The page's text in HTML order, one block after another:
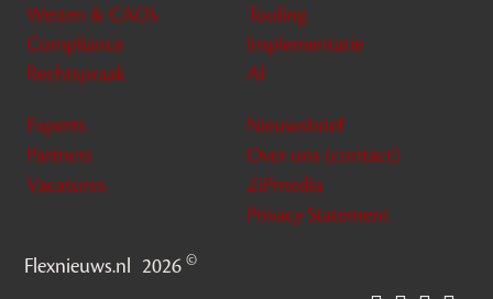
Wetten & CAO’s
Compliance
Rechtspraak
Tooling
Implementatie
AI
Experts
Partners
Vacatures
Nieuwsbrief
Over ons (contact)
ZiPmedia
Privacy Statement
Flexnieuws.nl 2026©